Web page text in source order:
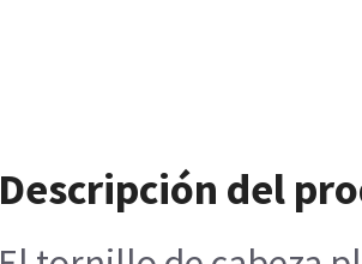
Descripción del